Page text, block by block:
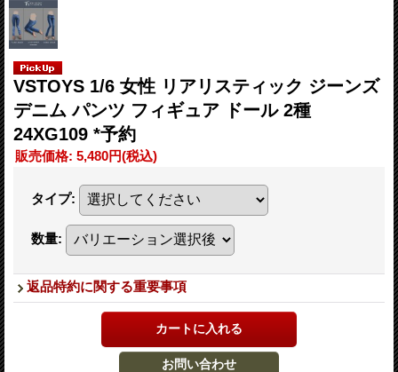
VSTOYS 1/6 女性 リアリスティック ジーンズ
デニム パンツ フィギュア ドール 2種
24XG109 *予約
販売価格: 5,480円(税込)
タイプ:
数量:
返品特約に関する重要事項